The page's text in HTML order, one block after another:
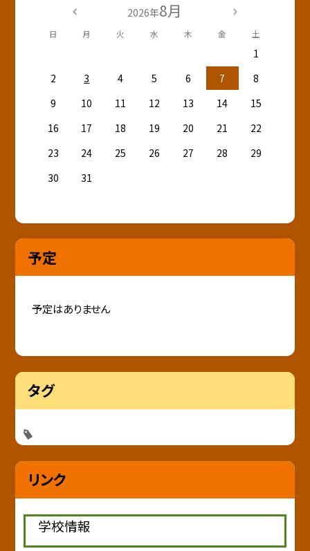
2026年8月
日 月 火 水 木 金 土
1
2
3 4 5 6 7
8
9
10 11 12 13 14
15
16
17 18 19 20 21
22
23
24 25 26 27 28
29
30
31
予定
予定はありません
タグ
リンク
学校情報